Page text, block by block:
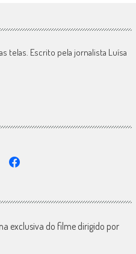
telas. Escrito pela jornalista Luísa
exclusiva do filme dirigido por